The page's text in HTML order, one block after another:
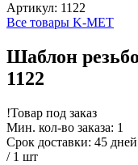
Артикул: 1122
Все товары K-MET
Шаблон
1122
!Товар под заказ
Мин. кол-во заказа: 1
Срок доставки: 45 дней
/ 1 шт